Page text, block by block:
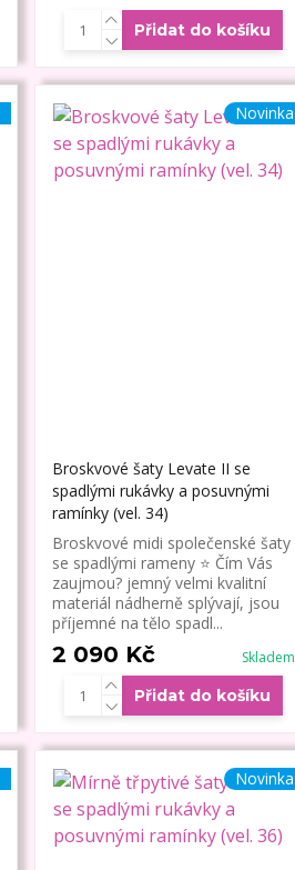
Přidat do košíku
Novinka
Broskvové šaty Levate II se
spadlými rukávky a posuvnými
ramínky (vel. 34)
Broskvové midi společenské šaty
se spadlými rameny ⭐ Čím Vás
zaujmou? jemný velmi kvalitní
materiál nádherně splývají, jsou
příjemné na tělo spadl...
2 090 Kč Skladem
Přidat do košíku
Novinka